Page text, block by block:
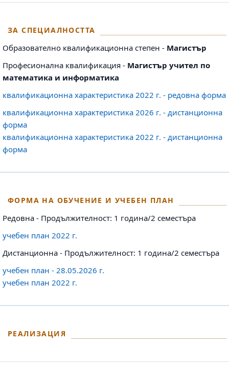
ЗА СПЕЦИАЛНОСТТА
Образователно квалификационна степен - Магистър
Професионална квалификация - Магистър учител по
математика и информатика
квалификационна характеристика 2022 г. - редовна форма
квалификационна характеристика 2026 г. - дистанционна
форма
квалификационна характеристика 2022 г. - дистанционна
форма
ФОРМА НА ОБУЧЕНИЕ И УЧЕБЕН ПЛАН
Редовна - Продължителност: 1 година/2 семестъра
учебен план 2022 г.
Дистанционна - Продължителност: 1 година/2 семестъра
учебен план - 28.05.2026 г.
учебен план 2022 г.
РЕАЛИЗАЦИЯ